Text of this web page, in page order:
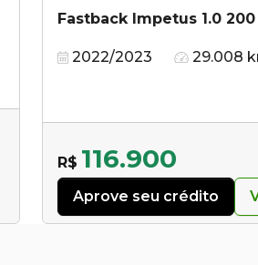
Fastback Impetus 1.0
2022/2023 29.008
R$ 116.900
Aprove seu crédito